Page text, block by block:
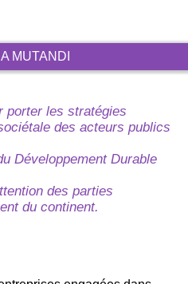
porter les stratégies
des acteurs publics
Développement Durable
des parties
du continent.